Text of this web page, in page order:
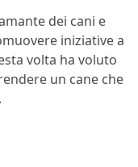
dei cani e
iniziative a
volta ha voluto
un cane che